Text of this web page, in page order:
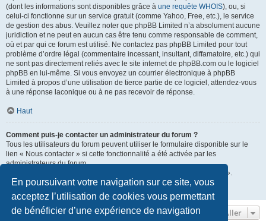
En poursuivant votre navigation sur ce site, vous
acceptez l’utilisation de cookies vous permettant
de bénéficier d’une expérience de navigation
(dont les informations sont disponibles grâce à une requête WHOIS), ou, si
celui-ci fonctionne sur un service gratuit (comme Yahoo, Free, etc.), le service
de gestion des abus. Veuillez noter que phpBB Limited n’a absolument aucune
juridiction et ne peut en aucun cas être tenu comme responsable de comment,
où et par qui ce forum est utilisé. Ne contactez pas phpBB Limited pour tout
problème d’ordre légal (commentaire incessant, insultant, diffamatoire, etc.) qui
ne sont pas directement reliés avec le site internet de phpBB.com ou le logiciel
phpBB en lui-même. Si vous envoyez un courrier électronique à phpBB
Limited à propos d’une utilisation de tierce partie de ce logiciel, attendez-vous
à une réponse laconique ou à ne pas recevoir de réponse.
Haut
Comment puis-je contacter un administrateur du forum ?
Tous les utilisateurs du forum peuvent utiliser le formulaire disponible sur le
lien « Nous contacter » si cette fonctionnalité a été activée par les
administrateurs du forum.
Les membres du forum peuvent également utiliser le lien « L’équipe ».
Aller